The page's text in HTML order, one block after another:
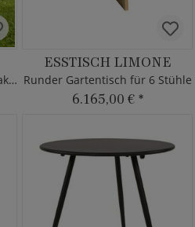
Runder Gartentisch aus Terrakotta
ESSTISCH LIMONE
Runder Gartentisch für 6 Stühle
6.165,00 € *